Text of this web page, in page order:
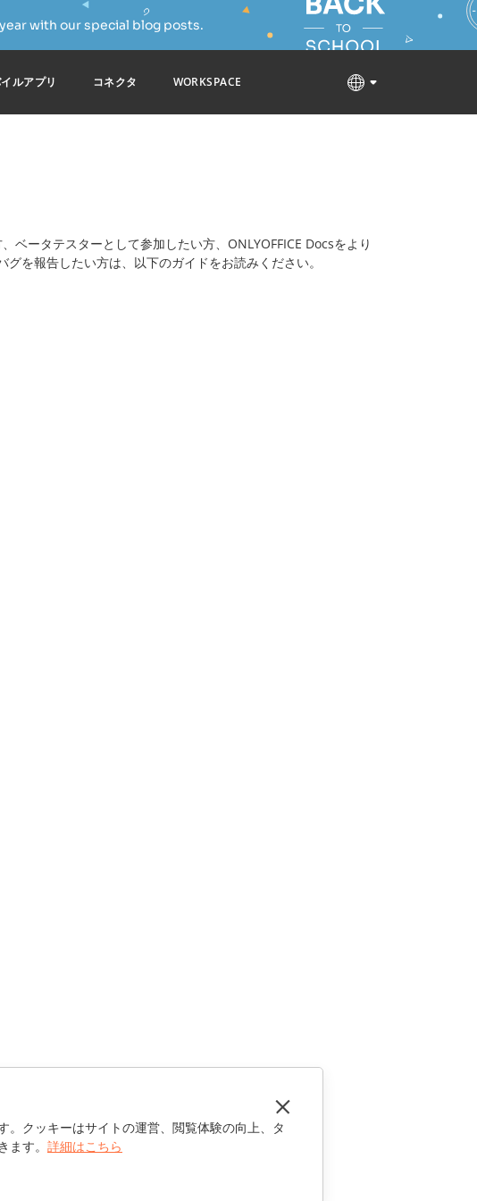
with our special blog posts.
ルアプリ コネクタ WORKSPACE
ベータテスターとして参加したい方、ONLYOFFICE Docsをより
を報告したい方は、以下のガイドをお読みください。
クッキーはサイトの運営、閲覧体験の向上、タ
す。 詳細はこちら